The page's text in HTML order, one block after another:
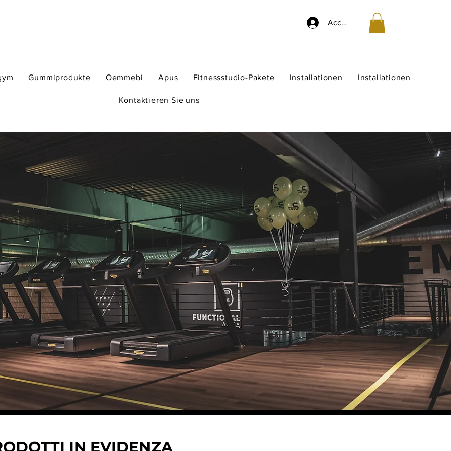
Accedi
Gummiprodukte Oemmebi Apus Fitnessstudio-Pakete Installationen Installationen
Kontaktieren Sie uns
VIELE ARTIKEL FÜR IHR FITNESSSTUDIO
GOLD GYM-
GERÄTEKATALO
G
KONTAKTIEREN SIE UNS
UNVERBINDLICH FÜR EIN ANGEBOT
Entdecken Sie den Katalog
IN EVIDENZA